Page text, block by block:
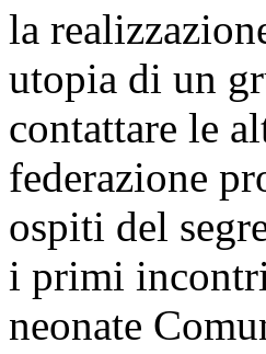
la
utopia di un
contattare le
federazione
ospiti del
i primi
neonate